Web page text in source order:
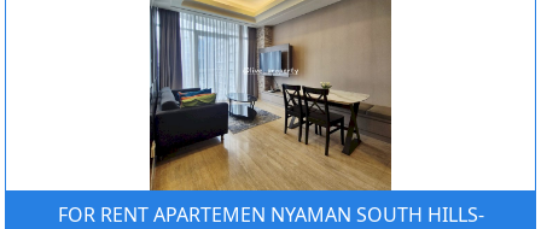
FOR RENT APARTEMEN NYAMAN SOUTH HILLS-